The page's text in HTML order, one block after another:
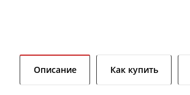
Описание Как купить